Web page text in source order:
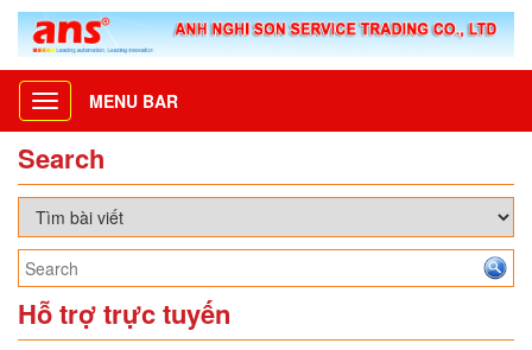
Toggle
navigation
MENU BAR
Search
Hỗ trợ trực tuyến